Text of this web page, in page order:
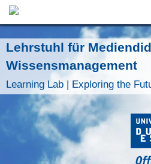
Jump to
Lehrstuhl für
Wissensmanagement
Learning Lab | Exploring the